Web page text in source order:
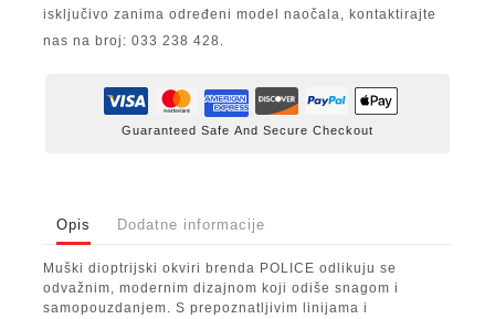
isključivo zanima određeni model naočala, kontaktirajte
nas na broj: 033 238 428.
Guaranteed Safe And Secure Checkout
Opis Dodatne informacije
Muški dioptrijski okviri brenda POLICE odlikuju se
odvažnim, modernim dizajnom koji odiše snagom i
samopouzdanjem. S prepoznatljivim linijama i